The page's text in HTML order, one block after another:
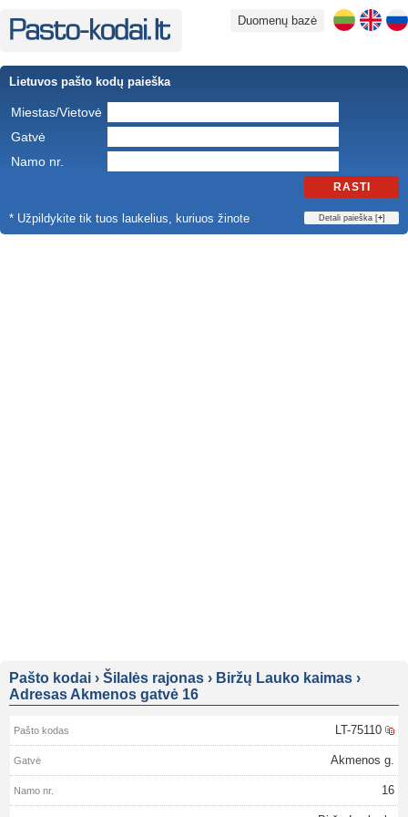
Duomenų bazė
Lietuvos pašto kodų paieška
Miestas/Vietovė
Gatvė
Namo nr.
RASTI
* Užpildykite tik tuos laukelius, kuriuos žinote Detali paieška [+]
Pašto kodai › Šilalės rajonas › Biržų Lauko kaimas ›
Adresas Akmenos gatvė 16
LT-75110
Akmenos g.
16